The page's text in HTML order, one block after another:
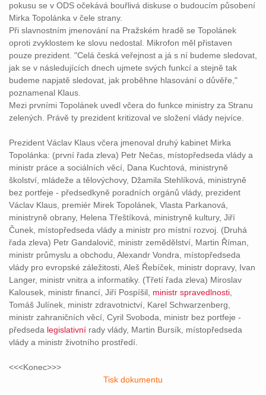
pokusu se v ODS očekává bouřlivá diskuse o budoucím působení
Mirka Topolánka v čele strany.
Při slavnostním jmenování na Pražském hradě se Topolánek
oproti zvyklostem ke slovu nedostal. Mikrofon měl přistaven
pouze prezident. "Celá česká veřejnost a já s ní budeme sledovat,
jak se v následujících dnech ujmete svých funkcí a stejně tak
budeme napjatě sledovat, jak proběhne hlasování o důvěře,"
poznamenal Klaus.
Mezi prvními Topolánek uvedl včera do funkce ministry za Stranu
zelených. Právě ty prezident kritizoval ve složení vlády nejvíce.
Prezident Václav Klaus včera jmenoval druhý kabinet Mirka
Topolánka: (první řada zleva) Petr Nečas, místopředseda vlády a
ministr práce a sociálních věcí, Dana Kuchtová, ministryně
školství, mládeže a tělovýchovy, Džamila Stehlíková, ministryně
bez portfeje - předsedkyně poradních orgánů vlády, prezident
Václav Klaus, premiér Mirek Topolánek, Vlasta Parkanová,
ministryně obrany, Helena Třeštíková, ministryně kultury, Jiří
Čunek, místopředseda vlády a ministr pro místní rozvoj. (Druhá
řada zleva) Petr Gandalovič, ministr zemědělství, Martin Říman,
ministr průmyslu a obchodu, Alexandr Vondra, místopředseda
vlády pro evropské záležitosti, Aleš Řebíček, ministr dopravy, Ivan
Langer, ministr vnitra a informatiky. (Třetí řada zleva) Miroslav
Kalousek, ministr financí, Jiří Pospíšil, ministr spravedlnosti
Tomáš Julínek, ministr zdravotnictví, Karel Schwarzenberg,
ministr zahraničních věcí, Cyril Svoboda, ministr bez portfeje -
předseda legislativní rady vlády, Martin Bursík, místopředseda
vlády a ministr životního prostředí.
<<<Konec>>>
Tisk dokumentu